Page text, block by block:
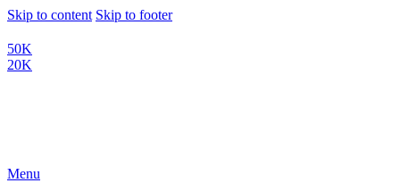
Skip to content Skip to footer
50K
20K
Menu